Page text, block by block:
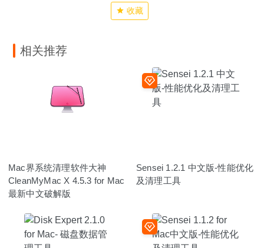
收藏
相关推荐
Mac界系统清理软件大神
CleanMyMac X 4.5.3 for Mac
最新中文破解版
Sensei 1.2.1 中文版-性能优化
及清理工具